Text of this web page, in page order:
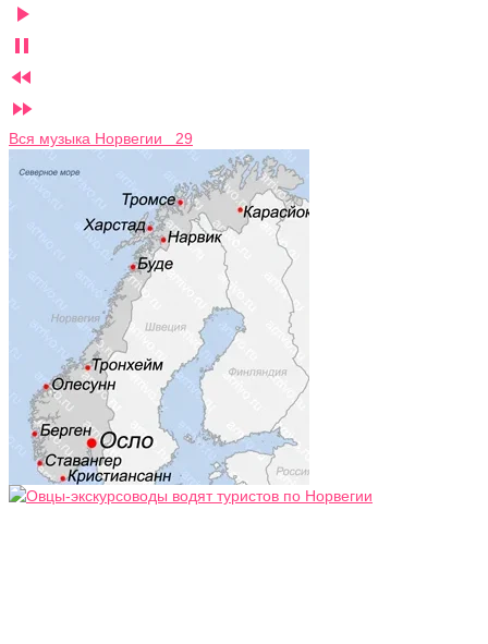




Вся музыка Норвегии 29